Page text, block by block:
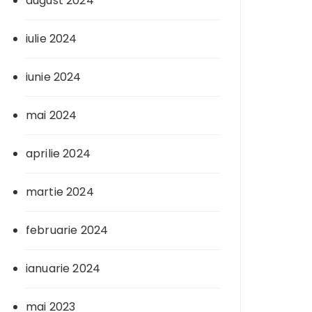
iulie 2024
iunie 2024
mai 2024
aprilie 2024
martie 2024
februarie 2024
ianuarie 2024
mai 2023